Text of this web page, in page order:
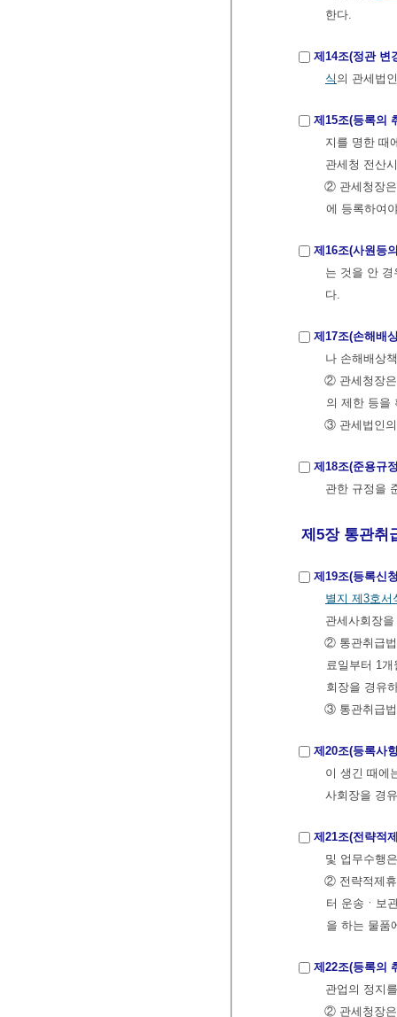
한다.
제14조(정관 변
식 의 관세법
제15조(등록의
지를 명한 때
관세청 전산
② 관세청장
에 등록하여
제16조(사원등
는 것을 안
다.
제17조(손해배
나 손해배상
② 관세청장
의 제한 등을
③ 관세법인의
제18조(준용규
관한 규정을
제5장 통관취
제19조(등록신
별지 제3호서
관세사회장
② 통관취급법
료일부터 1개
회장을 경유
③ 통관취급
제20조(등록사
이 생긴 때에
사회장을 경
제21조(전략적
및 업무수행
② 전략적제휴
터 운송ㆍ보
을 하는 물품
제22조(등록의
관업의 정지
② 관세청장